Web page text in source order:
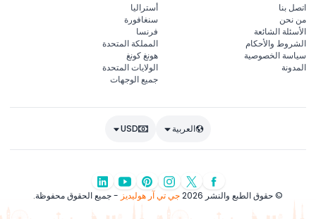
اتصل بنا
من نحن
الأسئلة الشائعة
الشروط والأحكام
سياسة الخصوصية
المدونة
أستراليا
سنغافورة
فرنسا
المملكة المتحدة
هونغ كونغ
الولايات المتحدة
جميع الوجهات
العربية USD
© حقوق الطبع والنشر 2026 جي تي آر هوليديز - جميع الحقوق محفوظة.